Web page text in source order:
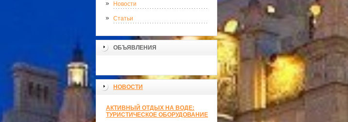
Новости
Статьи
ОБЪЯВЛЕНИЯ
НОВОСТИ
АКТИВНЫЙ ОТДЫХ НА ВОДЕ:
ТУРИСТИЧЕСКОЕ ОБОРУДОВАНИЕ